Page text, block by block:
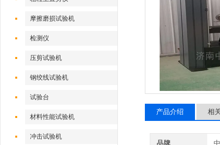
摩擦磨损试验机
检测仪
压剪试验机
钢绞线试验机
试验台
材料性能试验机
冲击试验机
产品介绍 相
品牌